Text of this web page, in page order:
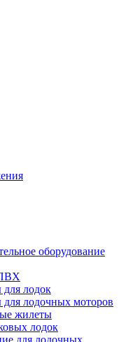
оборудование
для лодок
для лодочных моторов
жилеты
лодок
для лодочных